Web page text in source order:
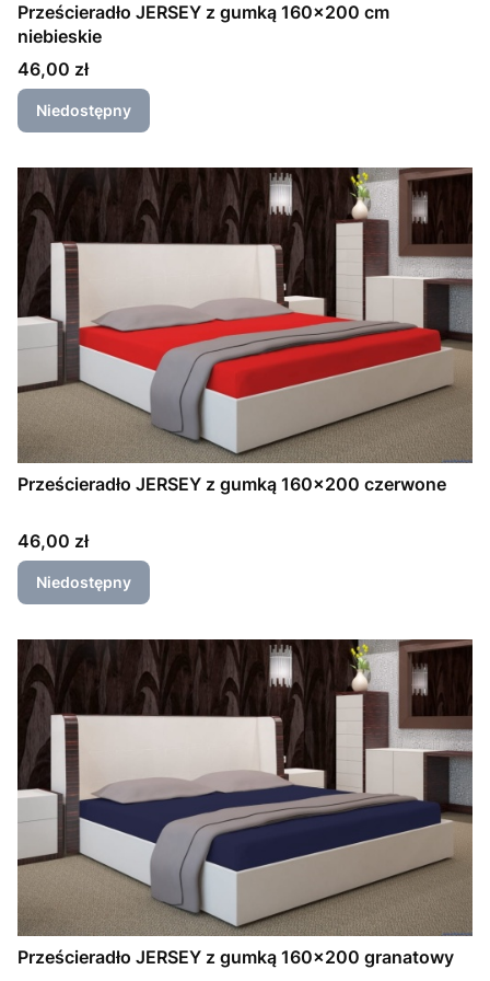
Prześcieradło JERSEY z gumką 160x200 cm
niebieskie
Cena
46,00 zł
Niedostępny
Prześcieradło JERSEY z gumką 160x200 czerwone
Cena
46,00 zł
Niedostępny
Prześcieradło JERSEY z gumką 160x200 granatowy